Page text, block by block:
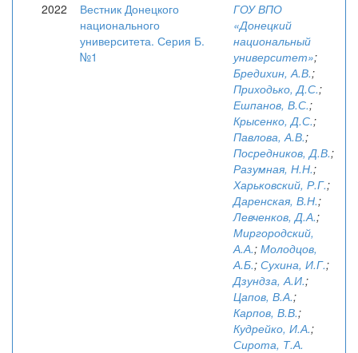
2022
Вестник Донецкого
национального
университета. Серия Б.
№1
ГОУ ВПО
«Донецкий
национальный
университет»;
Бредихин, А.В.;
Приходько, Д.С.;
Ешпанов, В.С.;
Крысенко, Д.С.;
Павлова, А.В.;
Посредников, Д.В.;
Разумная, Н.Н.;
Харьковский, Р.Г.;
Даренская, В.Н.;
Левченков, Д.А.;
Миргородский,
А.А.; Молодцов,
А.Б.; Сухина, И.Г.;
Дзундза, А.И.;
Цапов, В.А.;
Карпов, В.В.;
Кудрейко, И.А.;
Сирота, Т.А.